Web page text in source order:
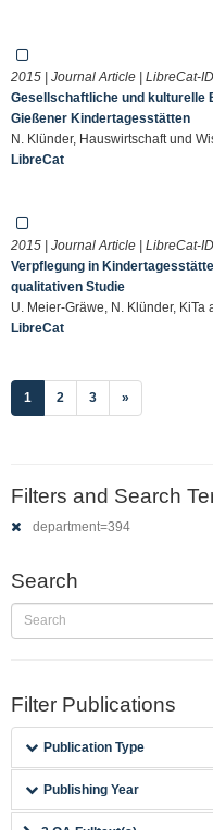
2015 | Journal Article | LibreCat-
Gesellschaftliche und kulturelle
Gießener Kindertagesstätten
N. Klünder, Hauswirtschaft und
LibreCat
2015 | Journal Article | LibreCat-
Verpflegung in
qualitativen Studie
U. Meier-Gräwe, N. Klünder, KiTa
LibreCat
1 (current)
2 3 »
Filters and Search
department=394
Search
Filter Publications
Publication Type
Publishing Year